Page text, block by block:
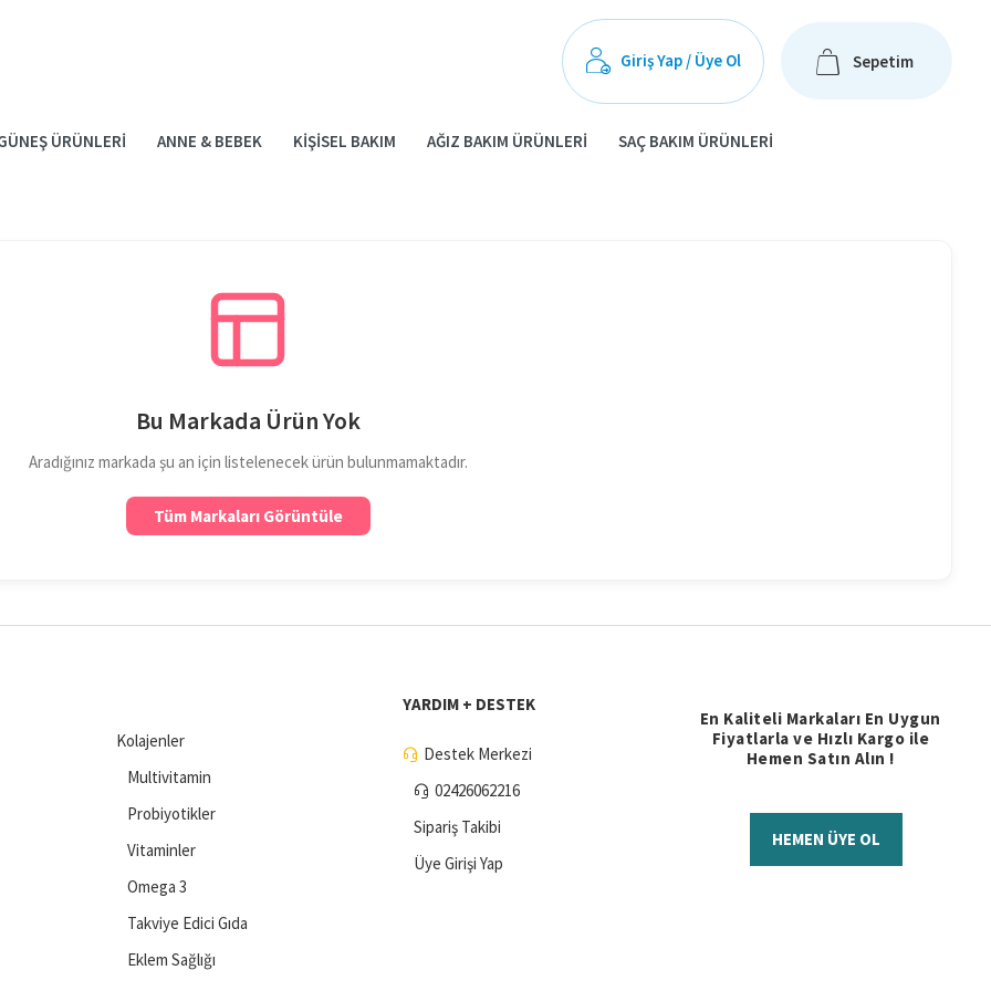
Giriş Yap / Üye Ol Sepetim
ÜRÜNLERI ANNE & BEBEK KIŞISEL BAKIM AĞIZ BAKIM ÜRÜNLERI SAÇ BAKIM ÜRÜNLERI
Bu Markada Ürün Yok
Aradığınız markada şu an için listelenecek ürün bulunmamaktadır.
Tüm Markaları Görüntüle
Kolajenler
Multivitamin
Probiyotikler
Vitaminler
Omega 3
Takviye Edici Gıda
Eklem Sağlığı
YARDIM + DESTEK
Destek Merkezi
02426062216
Sipariş Takibi
Üye Girişi Yap
En Kaliteli Markaları En Uygun
Fiyatlarla ve Hızlı Kargo ile
Hemen Satın Alın !
HEMEN ÜYE OL